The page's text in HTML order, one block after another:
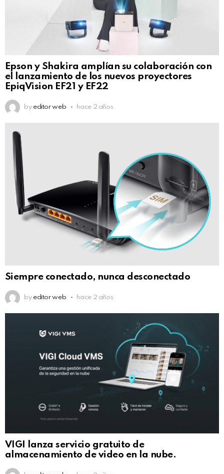
Epson y Shakira amplían su colaboración con
el lanzamiento de los nuevos proyectores
EpiqVision EF21 y EF22
by editor web hace 2 años
Siempre conectado, nunca desconectado
by editor web hace 2 años
VIGI lanza servicio gratuito de
almacenamiento de video en la nube.